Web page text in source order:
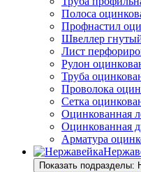
Полоса
Профнастил
Швеллер
Лист
Рулон
Труба
Проволока
Сетка
Оцинкованная
Оцинкованная
Арматура
Показать подразделы: